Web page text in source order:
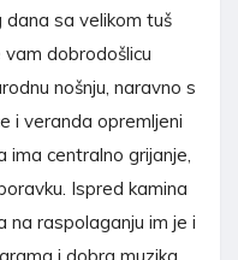
dana sa velikom tuš
dobrodošlicu
nošnju, naravno s
i veranda opremljeni
ima centralno grijanje,
Ispred kamina
na raspolaganju im je i